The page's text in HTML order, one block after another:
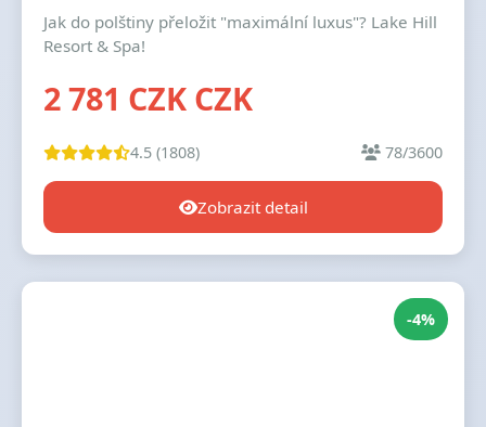
Jak do polštiny přeložit "maximální luxus"? Lake Hill
Resort & Spa!
2 781 CZK CZK
4.5 (1808) 78/3600
Zobrazit detail
-4%